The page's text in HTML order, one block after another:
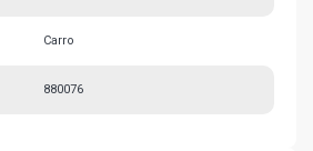
Carro
880076